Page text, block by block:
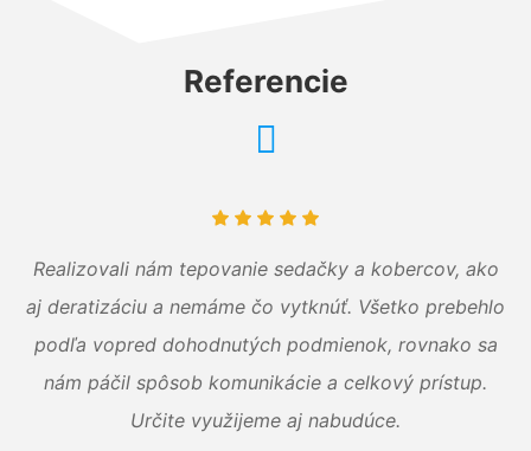
Referencie
Realizovali nám tepovanie sedačky a kobercov, ako
aj deratizáciu a nemáme čo vytknúť. Všetko prebehlo
podľa vopred dohodnutých podmienok, rovnako sa
nám páčil spôsob komunikácie a celkový prístup.
Určite využijeme aj nabudúce.